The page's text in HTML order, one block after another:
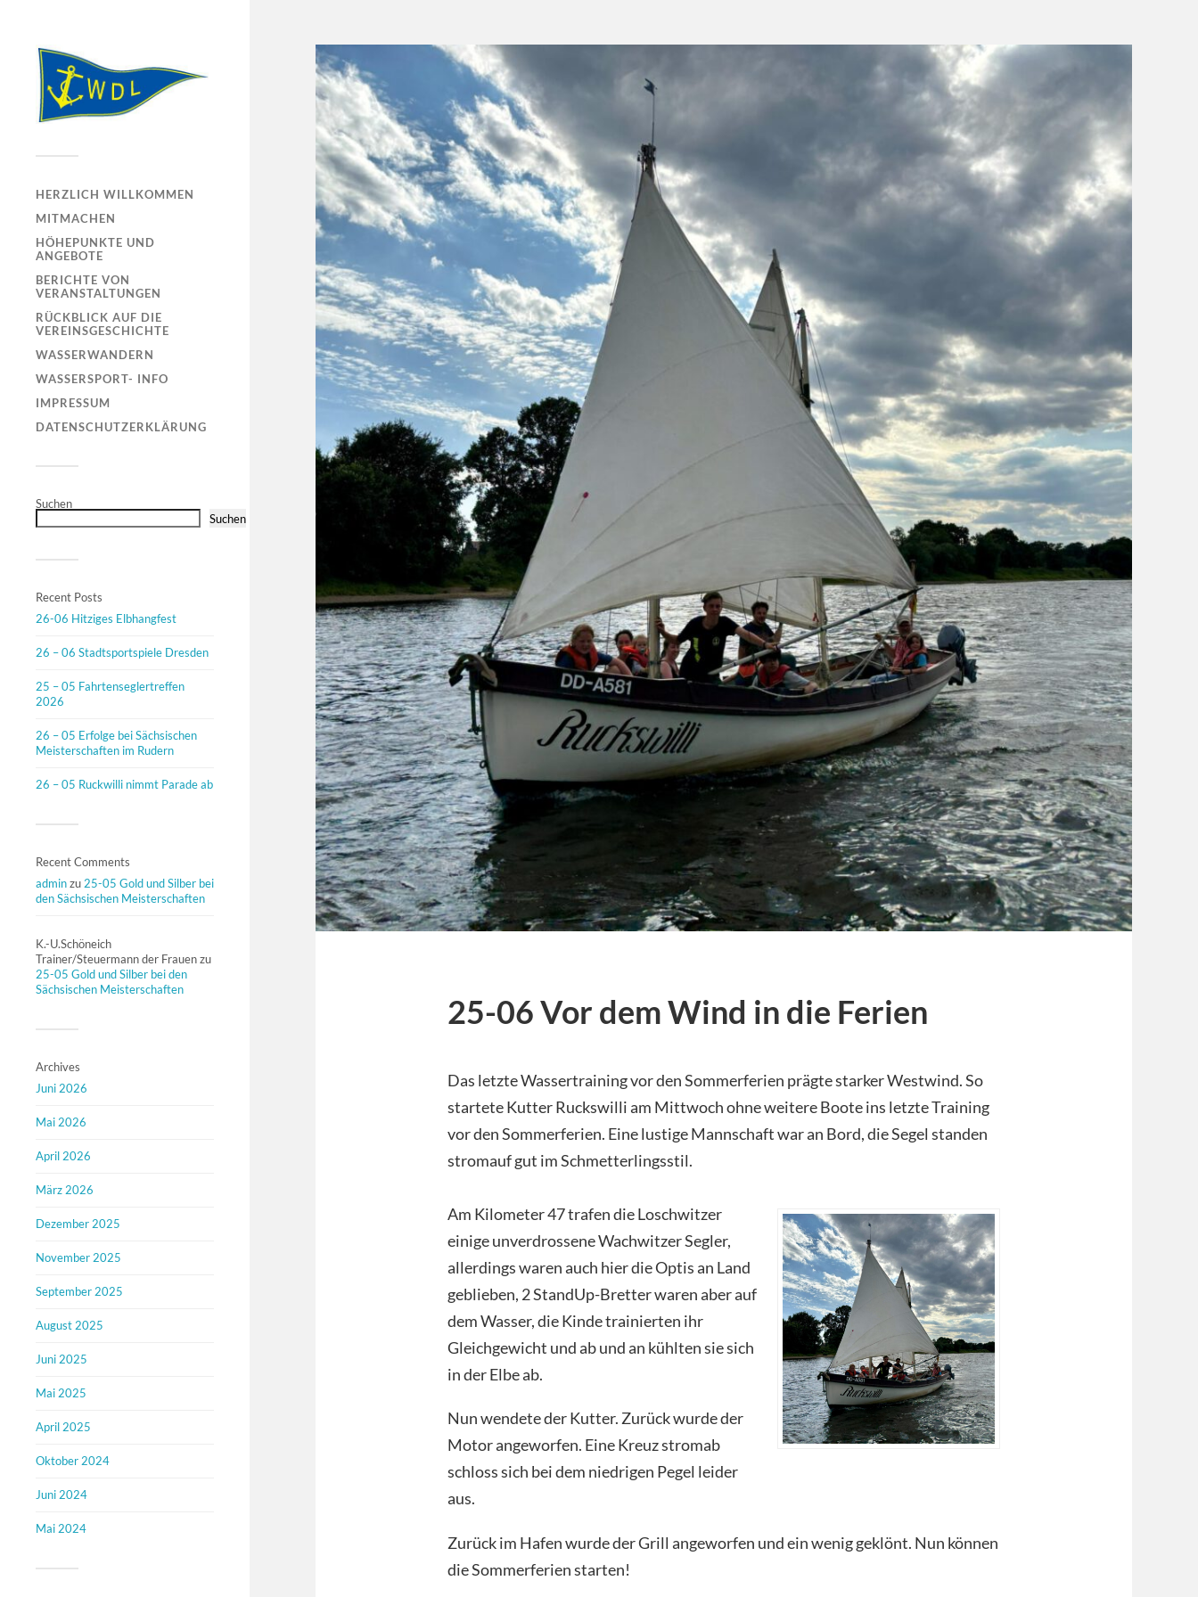
HERZLICH WILLKOMMEN
MITMACHEN
HÖHEPUNKTE UND
ANGEBOTE
BERICHTE VON
VERANSTALTUNGEN
RÜCKBLICK AUF DIE
VEREINSGESCHICHTE
WASSERWANDERN
WASSERSPORT- INFO
IMPRESSUM
DATENSCHUTZERKLÄRUNG
Suchen
Suchen
Recent Posts
26-06 Hitziges Elbhangfest
26 – 06 Stadtsportspiele Dresden
25 – 05 Fahrtenseglertreffen
2026
26 – 05 Erfolge bei Sächsischen
Meisterschaften im Rudern
26 – 05 Ruckwilli nimmt Parade ab
Recent Comments
adminzu 25-05 Gold und Silber bei
den Sächsischen Meisterschaften
K.-U.Schöneich
Trainer/Steuermann der Frauenzu
25-05 Gold und Silber bei den
Sächsischen Meisterschaften
Archives
Juni 2026
Mai 2026
April 2026
März 2026
Dezember 2025
November 2025
September 2025
August 2025
Juni 2025
Mai 2025
April 2025
Oktober 2024
Juni 2024
Mai 2024
25-06 Vor dem Wind in die Ferien
Das letzte Wassertraining vor den Sommerferien prägte starker Westwind. So
startete Kutter Ruckswilli am Mittwoch ohne weitere Boote ins letzte Training
vor den Sommerferien. Eine lustige Mannschaft war an Bord, die Segel standen
stromauf gut im Schmetterlingsstil.
Am Kilometer 47 trafen die Loschwitzer
einige unverdrossene Wachwitzer Segler,
allerdings waren auch hier die Optis an Land
geblieben, 2 StandUp-Bretter waren aber auf
dem Wasser, die Kinde trainierten ihr
Gleichgewicht und ab und an kühlten sie sich
in der Elbe ab.
Nun wendete der Kutter. Zurück wurde der
Motor angeworfen. Eine Kreuz stromab
schloss sich bei dem niedrigen Pegel leider
aus.
Zurück im Hafen wurde der Grill angeworfen und ein wenig geklönt. Nun können
die Sommerferien starten!